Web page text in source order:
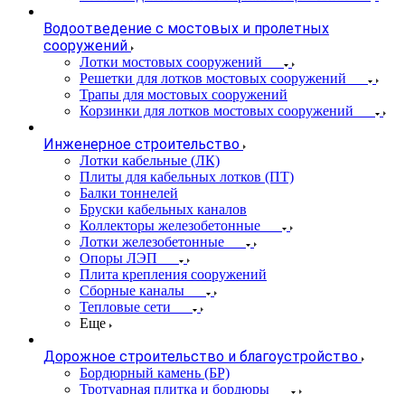
Водоотведение с мостовых и пролетных
сооружений
Лотки мостовых сооружений
Решетки для лотков мостовых сооружений
Трапы для мостовых сооружений
Корзинки для лотков мостовых сооружений
Инженерное строительство
Лотки кабельные (ЛК)
Плиты для кабельных лотков (ПТ)
Балки тоннелей
Бруски кабельных каналов
Коллекторы железобетонные
Лотки железобетонные
Опоры ЛЭП
Плита крепления сооружений
Сборные каналы
Тепловые сети
Еще
Дорожное строительство и благоустройство
Бордюрный камень (БР)
Тротуарная плитка и бордюры